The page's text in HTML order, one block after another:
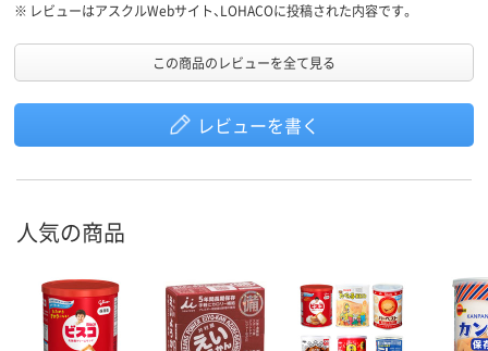
※ レビューはアスクルWebサイト、LOHACOに投稿された内容です。
この商品のレビューを全て見る
レビューを書く
人気の商品